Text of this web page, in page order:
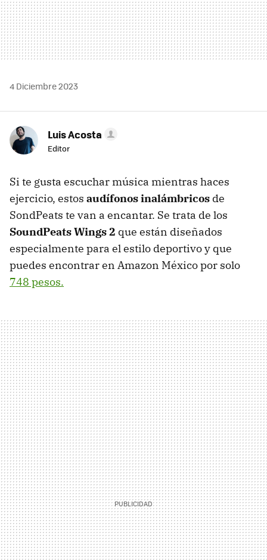
4 Diciembre 2023
Luis Acosta
Editor
Si te gusta escuchar música mientras haces
ejercicio, estos audífonos inalámbricos de
SondPeats te van a encantar. Se trata de los
SoundPeats Wings 2 que están diseñados
especialmente para el estilo deportivo y que
puedes encontrar en Amazon México por solo
748 pesos.